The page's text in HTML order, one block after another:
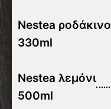
Nestea ροδάκινο
330ml
Nestea λεμόνι
500ml